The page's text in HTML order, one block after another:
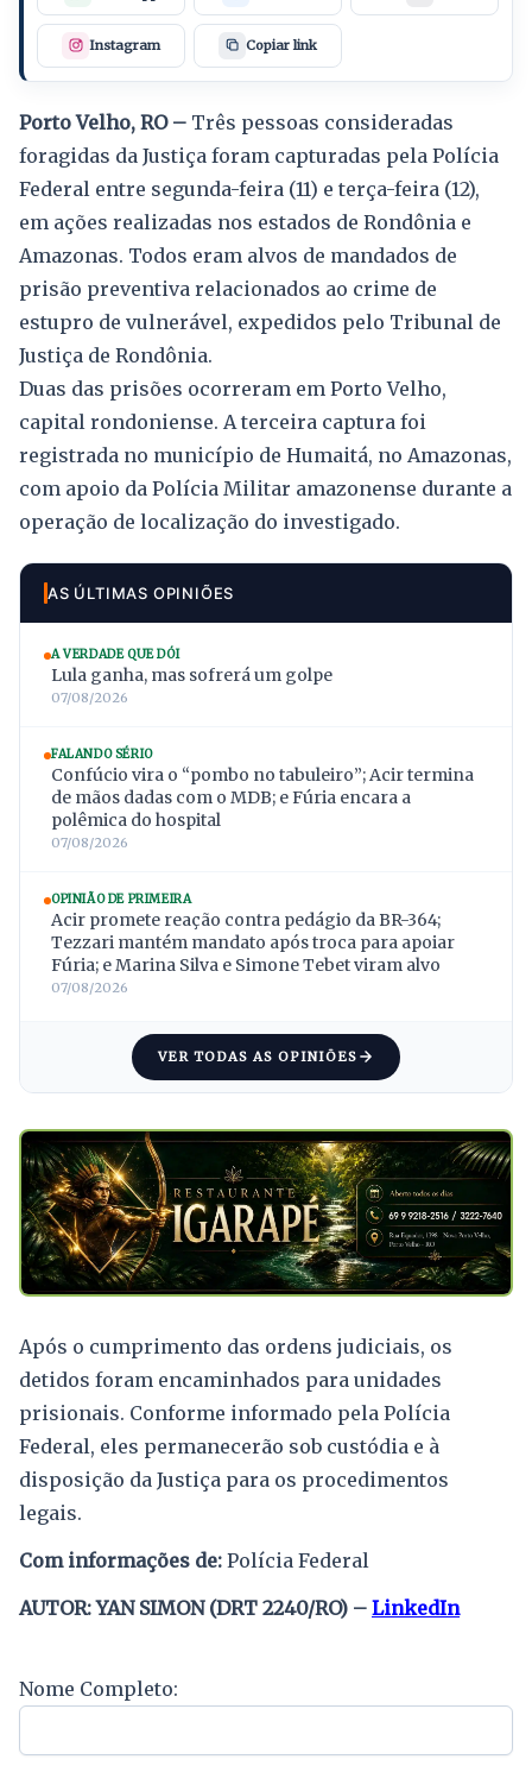
Instagram Copiar link
Porto Velho, RO – Três pessoas consideradas
foragidas da Justiça foram capturadas pela Polícia
Federal entre segunda-feira (11) e terça-feira (12),
em ações realizadas nos estados de Rondônia e
Amazonas. Todos eram alvos de mandados de
prisão preventiva relacionados ao crime de
estupro de vulnerável, expedidos pelo Tribunal de
Justiça de Rondônia.
Duas das prisões ocorreram em Porto Velho,
capital rondoniense. A terceira captura foi
registrada no município de Humaitá, no Amazonas,
com apoio da Polícia Militar amazonense durante a
operação de localização do investigado.
AS ÚLTIMAS OPINIÕES
A VERDADE QUE DÓI
Lula ganha, mas sofrerá um golpe
07/08/2026
FALANDO SÉRIO
Confúcio vira o “pombo no tabuleiro”; Acir termina
de mãos dadas com o MDB; e Fúria encara a
polêmica do hospital
07/08/2026
OPINIÃO DE PRIMEIRA
Acir promete reação contra pedágio da BR-364;
Tezzari mantém mandato após troca para apoiar
Fúria; e Marina Silva e Simone Tebet viram alvo
07/08/2026
VER TODAS AS OPINIÕES
Após o cumprimento das ordens judiciais, os
detidos foram encaminhados para unidades
prisionais. Conforme informado pela Polícia
Federal, eles permanecerão sob custódia e à
disposição da Justiça para os procedimentos
legais.
Com informações de: Polícia Federal
AUTOR: YAN SIMON (DRT 2240/RO) – LinkedIn
Nome Completo: